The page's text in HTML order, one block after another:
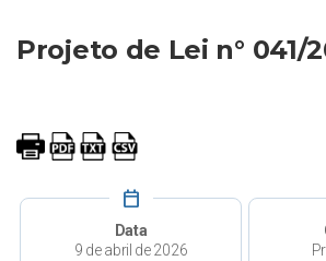
Projeto de Lei n° 041/
calendar_today
Data
9 de abril de 2026